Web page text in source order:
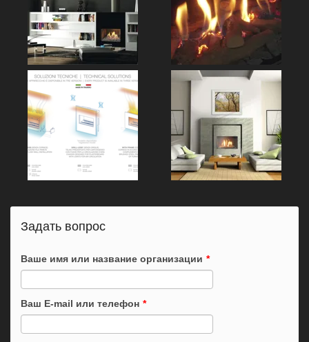
Задать вопрос
Ваше имя или название организации *
Ваш E-mail или телефон *